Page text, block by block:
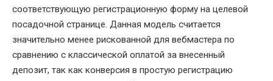
соответствующую регистрационную форму на целевой
посадочной странице. Данная модель считается
значительно менее рискованной для вебмастера по
сравнению с классической оплатой за внесенный
депозит, так как конверсия в простую регистрацию